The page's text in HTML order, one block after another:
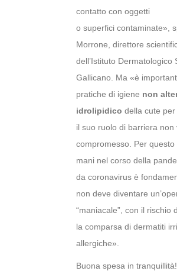
contatto con oggetti
o superfici contaminate»,
Morrone, direttore
dell’Istituto Dermatologico
Gallicano. Ma «è
pratiche di igiene non
idrolipidico della cute
il suo ruolo di barriera non
compromesso. Per questo
mani nel corso della
da coronavirus è
non deve diventare
“maniacale”, con il rischio
la comparsa di dermatiti
allergiche».
Buona spesa in tranquillità!